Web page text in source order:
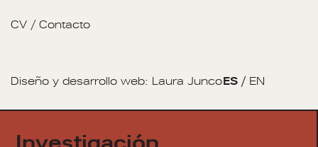
CV / Contacto
Diseño y desarrollo web: Laura JuncoES / EN